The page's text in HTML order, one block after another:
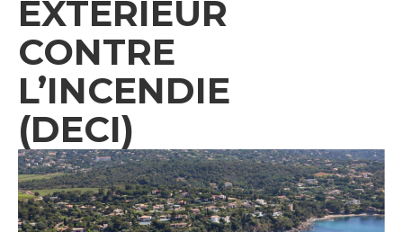
EXTÉRIEUR
CONTRE
L’INCENDIE
(DECI)